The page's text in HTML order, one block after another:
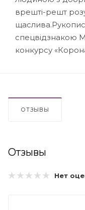
врешті-решт
спецвідзнакою
конкурсу
ОТЗЫВЫ
Отзывы
Нет